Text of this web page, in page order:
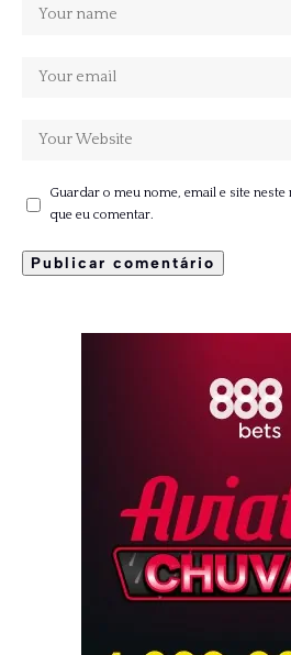
Guardar o meu nome, email e site
que eu comentar.